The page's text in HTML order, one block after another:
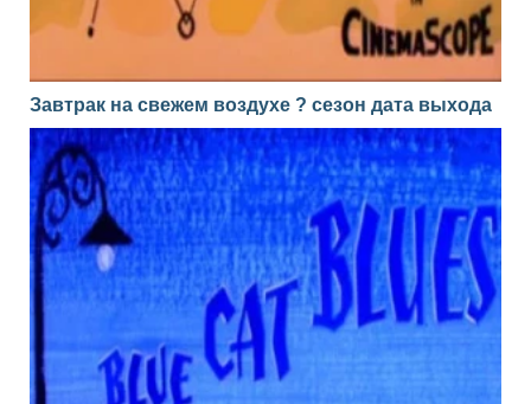
Завтрак на свежем воздухе ? сезон дата выхода